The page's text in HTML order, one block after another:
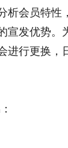
析会员特性
发优势。
行更换，